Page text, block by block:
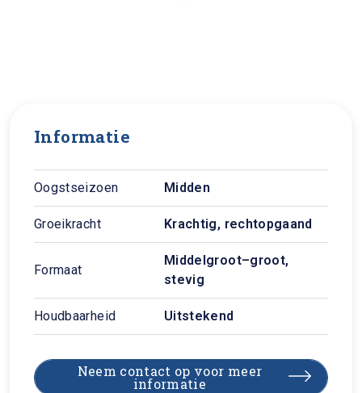
Informatie
Oogstseizoen Midden
Groeikracht Krachtig, rechtopgaand
Formaat
Middelgroot–groot,
stevig
Houdbaarheid Uitstekend
Neem contact op voor meer
informatie